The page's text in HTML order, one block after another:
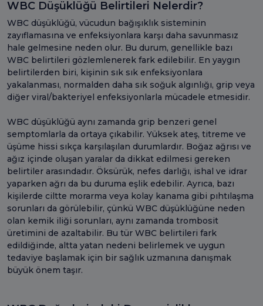
WBC Düşüklüğü Belirtileri Nelerdir?
WBC düşüklüğü, vücudun bağışıklık sisteminin
zayıflamasına ve enfeksiyonlara karşı daha savunmasız
hale gelmesine neden olur. Bu durum, genellikle bazı
WBC belirtileri gözlemlenerek fark edilebilir. En yaygın
belirtilerden biri, kişinin sık sık enfeksiyonlara
yakalanması, normalden daha sık soğuk algınlığı, grip veya
diğer viral/bakteriyel enfeksiyonlarla mücadele etmesidir.
WBC düşüklüğü aynı zamanda grip benzeri genel
semptomlarla da ortaya çıkabilir. Yüksek ateş, titreme ve
üşüme hissi sıkça karşılaşılan durumlardır. Boğaz ağrısı ve
ağız içinde oluşan yaralar da dikkat edilmesi gereken
belirtiler arasındadır. Öksürük, nefes darlığı, ishal ve idrar
yaparken ağrı da bu duruma eşlik edebilir. Ayrıca, bazı
kişilerde ciltte morarma veya kolay kanama gibi pıhtılaşma
sorunları da görülebilir, çünkü WBC düşüklüğüne neden
olan kemik iliği sorunları, aynı zamanda trombosit
üretimini de azaltabilir. Bu tür WBC belirtileri fark
edildiğinde, altta yatan nedeni belirlemek ve uygun
tedaviye başlamak için bir sağlık uzmanına danışmak
büyük önem taşır.